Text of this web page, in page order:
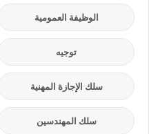
الوظيفة العمومية
توجيه
سلك الإجازة المهنية
سلك المهندسين